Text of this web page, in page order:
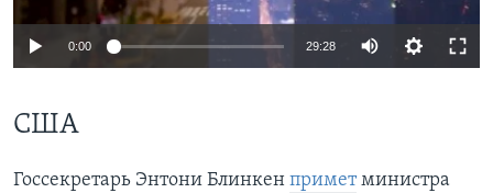
0:00 29:28
США
Госсекретарь Энтони Блинкен приметминистра